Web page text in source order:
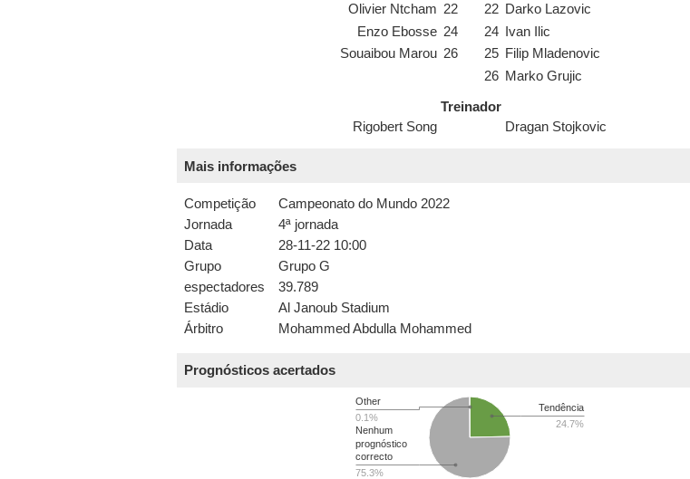
Olivier Ntcham 22 22 Darko Lazovic
Enzo Ebosse 24 24 Ivan Ilic
Souaibou Marou 26 25 Filip Mladenovic
26 Marko Grujic
Treinador
Rigobert Song
Dragan Stojkovic
Mais informações
Competição
Campeonato do Mundo 2022
Jornada
4ª jornada
Data
28-11-22 10:00
Grupo
Grupo G
espectadores
39.789
Estádio
Al Janoub Stadium
Árbitro
Mohammed Abdulla Mohammed
Prognósticos acertados
Tendência
24.7%
Nenhum
prognóstico
correcto
75.3%
Other
0.1%